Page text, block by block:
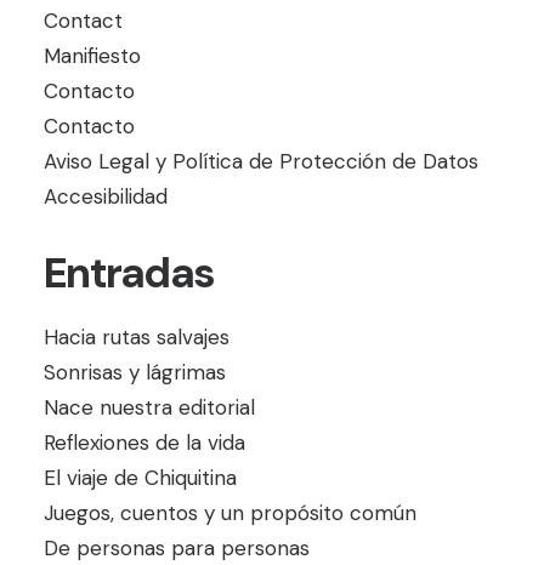
Contact
Manifiesto
Contacto
Contacto
Aviso Legal y Política de Protección de Datos
Accesibilidad
Entradas
Hacia rutas salvajes
Sonrisas y lágrimas
Nace nuestra editorial
Reflexiones de la vida
El viaje de Chiquitina
Juegos, cuentos y un propósito común
De personas para personas